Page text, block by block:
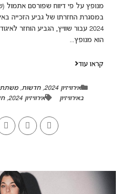
במסגרת החזרתו של גביע הזכייה
הוא מנופץ...
קראו עוד
אירוויזיון 2024 ,חדשות,
באירוויזיון
אירוויזיון 2024 ,